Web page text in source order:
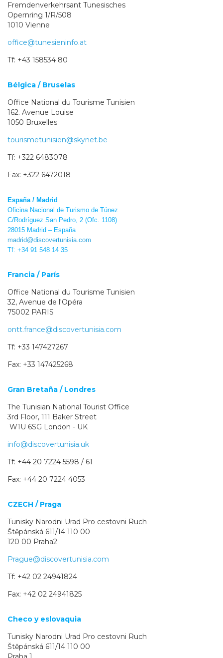
Fremdenverkehrsant Tunesisches
Opernring 1/R/508
1010 Vienne
office@tunesieninfo.at
Tf: +43 158534 80
Bélgica / Bruselas
Office National du Tourisme Tunisien
162. Avenue Louise
1050 Bruxelles
tourismetunisien@skynet.be
Tf: +322 6483078
Fax: +322 6472018
España / Madrid
Oficina Nacional de Turismo de Túnez
C/Rodríguez San Pedro, 2 (Ofc. 1108)
28015 Madrid – España
madrid@discovertunisia.com
Tf: +34 91 548 14 35
Francia / París
Office National du Tourisme Tunisien
32, Avenue de l'Opéra
75002 PARIS
ontt.france@discovertunisia.com
Tf: +33 147427267
Fax: +33 147425268
Gran Bretaña / Londres
The Tunisian National Tourist Office
3rd Floor, 111 Baker Street
W1U 6SG London - UK
info@discovertunisia.uk
Tf: +44 20 7224 5598 / 61
Fax: +44 20 7224 4053
CZECH / Praga
Tunisky Narodni Urad Pro cestovni Ruch
Štěpánská 611/14 110 00
120 00 Praha2
Prague@discovertunisia.com
Tf: +42 02 24941824
Fax: +42 02 24941825
Checo y eslovaquia
Tunisky Narodni Urad Pro cestovni Ruch
Štěpánská 611/14 110 00